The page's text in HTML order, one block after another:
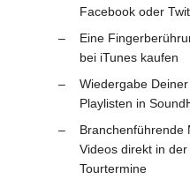
Facebook oder
Eine
bei iTunes kaufen
Wiedergabe
Playlisten in
Branchenführende
Videos direkt in
Tourtermine